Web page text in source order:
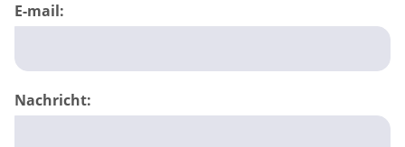
E-mail:
Nachricht: